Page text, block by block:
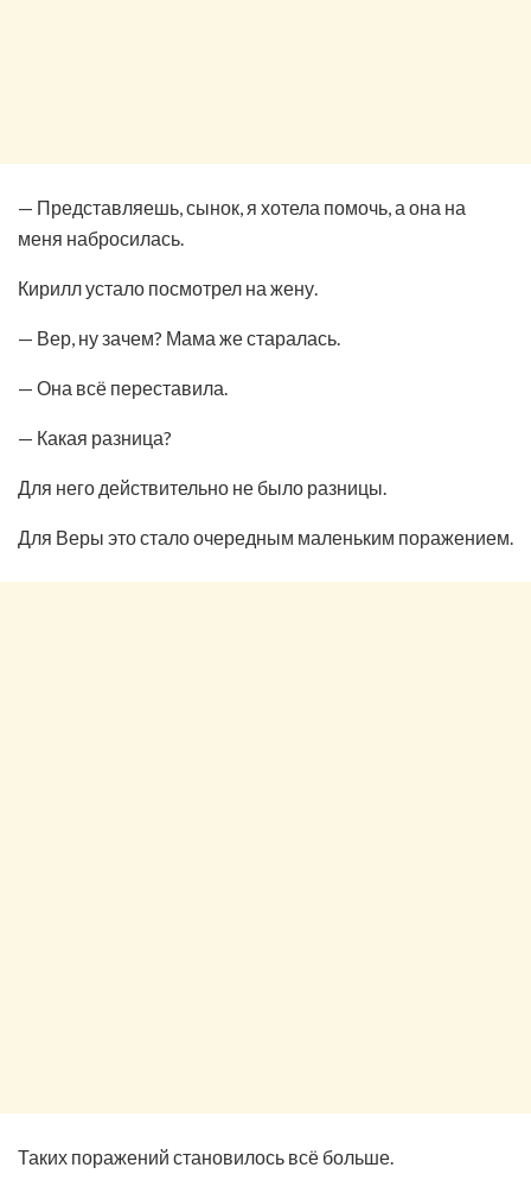
— Представляешь, сынок, я хотела помочь, а она на
меня набросилась.
Кирилл устало посмотрел на жену.
— Вер, ну зачем? Мама же старалась.
— Она всё переставила.
— Какая разница?
Для него действительно не было разницы.
Для Веры это стало очередным маленьким поражением.
Таких поражений становилось всё больше.